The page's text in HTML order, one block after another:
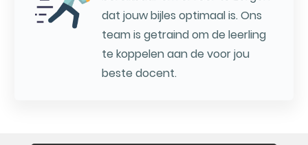
dat jouw bijles optimaal is. Ons
team is getraind om de leerling
te koppelen aan de voor jou
beste docent.